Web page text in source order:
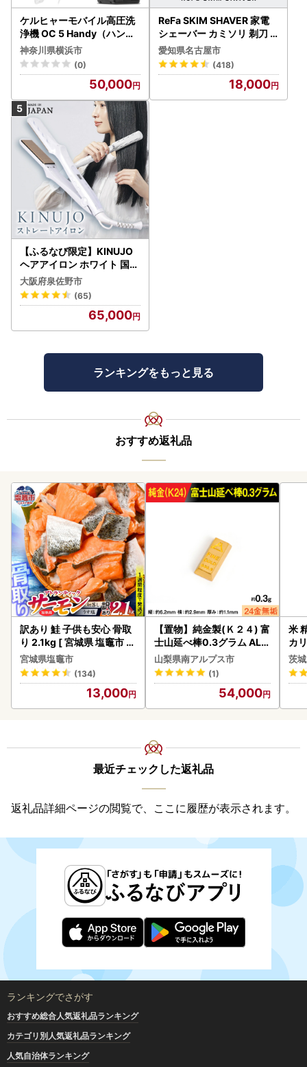
ケルヒャーモバイル高圧洗
浄機 OC 5 Handy（ハンデ
ィジェット） APV0006
神奈川県横浜市
(0)
50,000
ReFa SKIM SHAVER 家電
シェーバー カミソリ 剃刀
シェーバー
愛知県名古屋市
(418)
18,000
【ふるなび限定】KINUJO
ヘアアイロン ホワイト 国内
製造 FN-Limited-PR
大阪府泉佐野市
(65)
65,000
ランキングをもっと見る
おすすめ返礼品
訳あり 鮭 子供も安心 骨取
り 2.1kg [ 宮城県 塩竈市 ]
鮭
宮城県塩竈市
(134)
13,000
【置物】純金製(Ｋ２４) 富
士山延べ棒0.3グラム ALP
BK193
山梨県南アルプス市
(1)
54,000
米
カ
茨
最近チェックした返礼品
返礼品詳細ページの閲覧で、ここに履歴が表示されます。
ランキングでさがす
おすすめ総合人気返礼品ランキング
カテゴリ別人気返礼品ランキング
人気自治体ランキング